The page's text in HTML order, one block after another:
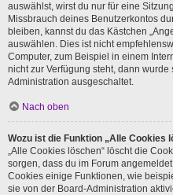
auswählst, wirst du nur für eine
Missbrauch deines Benutzerkontos
bleiben, kannst du das Kästchen
auswählen. Dies ist nicht
Computer, zum Beispiel in einem
nicht zur Verfügung steht, dann
Administration ausgeschaltet.
Nach oben
Wozu ist die Funktion „Alle Cookies
„Alle Cookies löschen“ löscht die
sorgen, dass du im Forum
Cookies einige Funktionen, wie
sie von der Board-Administration